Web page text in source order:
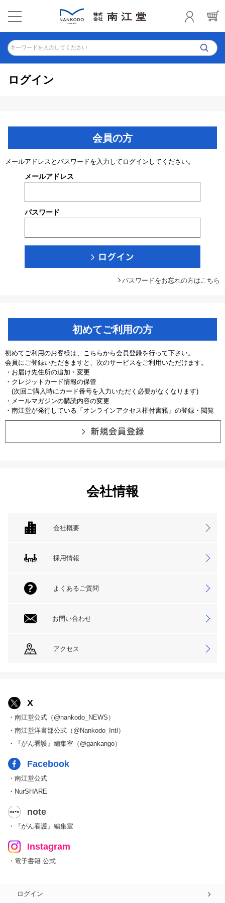
キーワードを入力してください
ログイン
会員の方
メールアドレスとパスワードを入力してログインしてください。
メールアドレス
パスワード
パスワードをお忘れの方はこちら
初めてご利用の方
初めてご利用のお客様は、こちらから会員登録を行って下さい。
会員にご登録いただきますと、次のサービスをご利用いただけます。
・お届け先住所の追加・変更
・クレジットカード情報の保管
(次回ご購入時にカード番号を入力いただく必要がなくなります)
・メールマガジンの購読内容の変更
・南江堂が発行している「オンラインアクセス権付書籍」の登録・閲覧
会社情報
会社概要
採用情報
よくあるご質問
お問い合わせ
アクセス
X
・南江堂公式（@nankodo_NEWS）
・南江堂洋書部公式（@Nankodo_Intl）
・『がん看護』編集室（@gankango）
Facebook
・南江堂公式
・NurSHARE
note
・『がん看護』編集室
Instagram
・電子書籍 公式
ログイン